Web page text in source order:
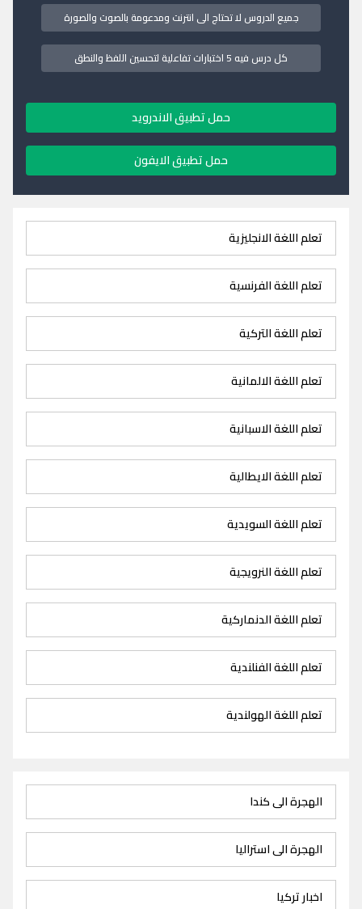
جميع الدروس لا تحتاج الى انترنت ومدعومة بالصوت والصورة
كل درس فيه 5 اختبارات تفاعلية لتحسين اللفظ والنطق
حمل تطبيق الاندرويد
حمل تطبيق الايفون
تعلم اللغة الانجليزية
تعلم اللغة الفرنسية
تعلم اللغة التركية
تعلم اللغة الالمانية
تعلم اللغة الاسبانية
تعلم اللغة الايطالية
تعلم اللغة السويدية
تعلم اللغة النرويجية
تعلم اللغة الدنماركية
تعلم اللغة الفنلندية
تعلم اللغة الهولندية
الهجرة الى كندا
الهجرة الى استراليا
اخبار تركيا